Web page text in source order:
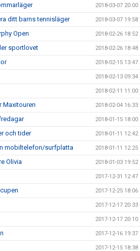
2018-03-07 20:00
ditt barns tennisläger 2018-03-07 19:58
Open 2018-02-26 18:52
sportlovet 2018-02-26 18:48
2018-02-15 13:47
2018-02-13 09:34
2018-02-11 11:00
Maxitouren 2018-02-04 16:33
2018-01-15 18:00
och tider 2018-01-11 12:42
mobiltelefon/surfplatta 2018-01-11 12:25
Olivia 2018-01-03 19:52
2017-12-31 12:47
2017-12-25 18:06
2017-12-17 20:33
2017-12-17 20:10
2017-12-16 19:37
2017-12-15 18:38